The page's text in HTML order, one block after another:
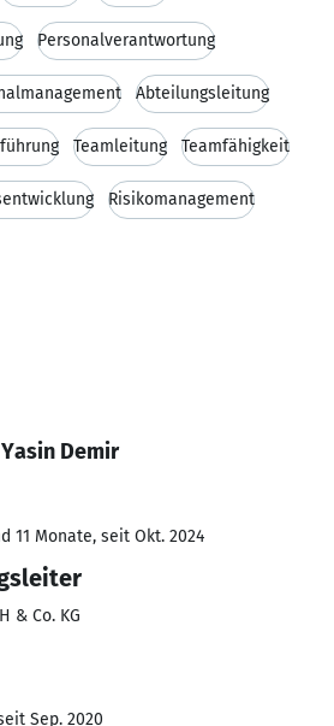
Personalverantwortung
Abteilungsleitung
Teamleitung Teamfähigkeit
Risikomanagement
Demir
11 Monate, seit Okt. 2024
& Co. KG
Sep. 2020